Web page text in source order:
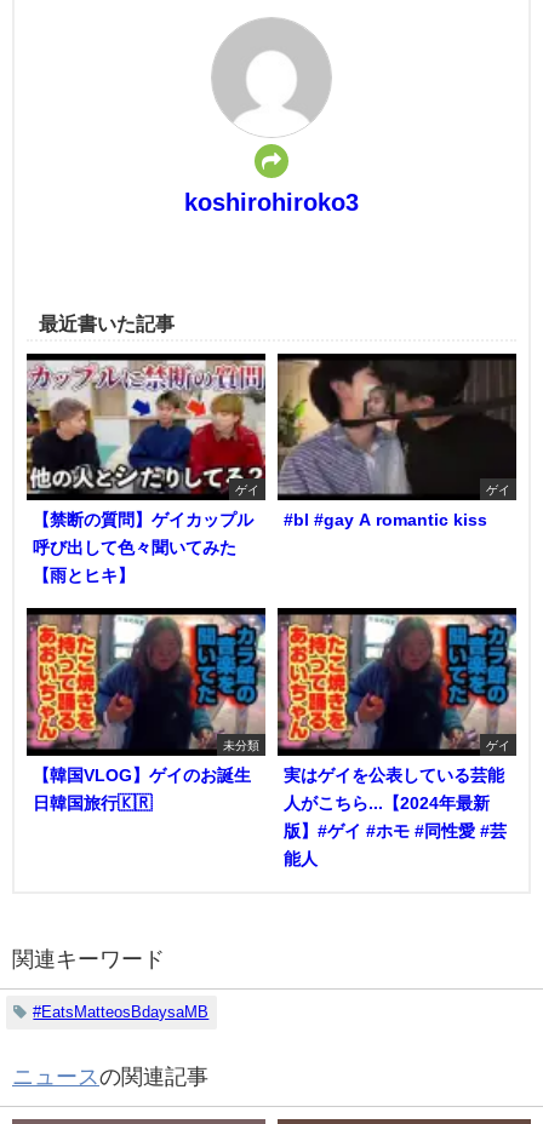
koshirohiroko3
最近書いた記事
ゲイ
【禁断の質問】ゲイカップル
呼び出して色々聞いてみた
【雨とヒキ】
ゲイ
#bl #gay A romantic kiss
未分類
【韓国VLOG】ゲイのお誕生
日韓国旅行🇰🇷
ゲイ
実はゲイを公表している芸能
人がこちら...【2024年最新
版】#ゲイ #ホモ #同性愛 #芸
能人
関連キーワード
#EatsMatteosBdaysaMB
ニュースの関連記事